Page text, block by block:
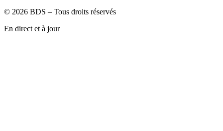
© 2026 BDS – Tous droits réservés
En direct et à jour